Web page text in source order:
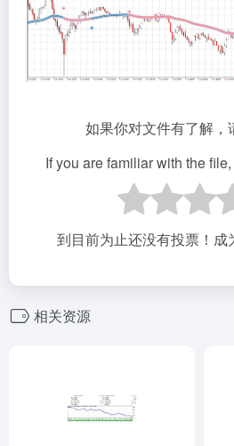
如果你对文件有了解，
If you are familiar with the
到目前为止还没有投票！成
相关资源